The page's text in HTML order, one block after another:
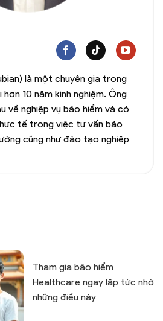
là một chuyên gia trong
10 năm kinh nghiệm. Ông
về nghiệp vụ bảo hiểm và có
tế trong việc tư vấn bảo
cũng như đào tạo nghiệp
Tham gia bảo hiểm
Healthcare ngay lập tức nhờ
những điều này